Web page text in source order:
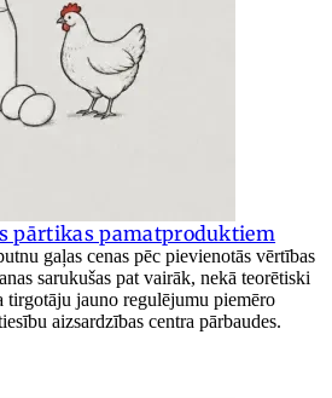
pārtikas pamatproduktiem
gaļas cenas pēc pievienotās vērtības
sarukušas pat vairāk, nekā teorētiski
tirgotāju jauno regulējumu piemēro
aizsardzības centra pārbaudes.